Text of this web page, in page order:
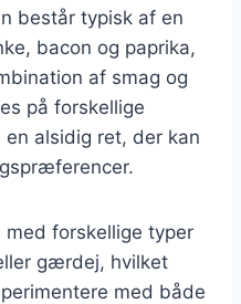
består typisk af en
bacon og paprika,
af smag og
på forskellige
alsidig ret, der kan
med forskellige typer
gærdej, hvilket
med både